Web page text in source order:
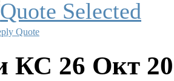
Quote
КС 26 Окт